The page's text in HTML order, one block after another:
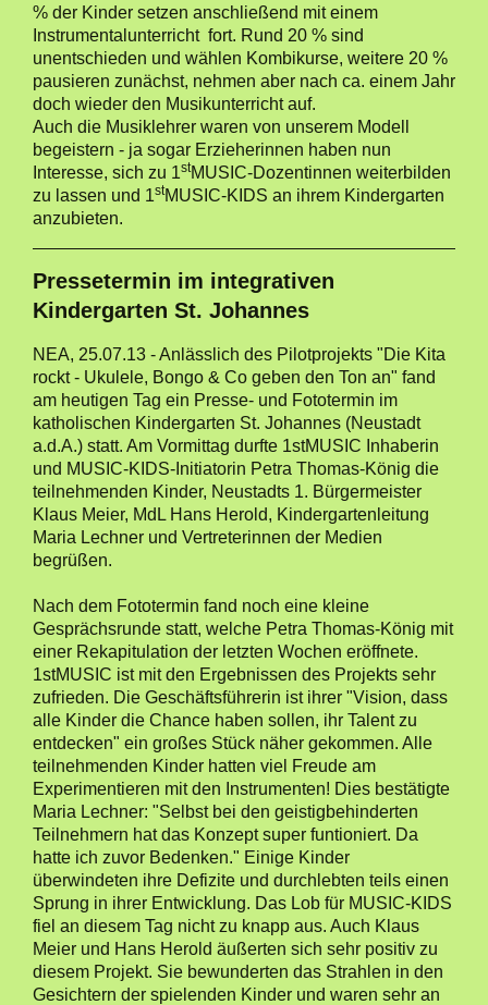
% der Kinder setzen anschließend mit einem
Instrumentalunterricht fort. Rund 20 % sind
unentschieden und wählen Kombikurse, weitere 20 %
pausieren zunächst, nehmen aber nach ca. einem Jahr
doch wieder den Musikunterricht auf.
Auch die Musiklehrer waren von unserem Modell
begeistern - ja sogar Erzieherinnen haben nun
Interesse, sich zu 1stMUSIC-Dozentinnen weiterbilden
zu lassen und 1stMUSIC-KIDS an ihrem Kindergarten
anzubieten.
Pressetermin im integrativen
Kindergarten St. Johannes
NEA, 25.07.13 - Anlässlich des Pilotprojekts "Die Kita
rockt - Ukulele, Bongo & Co geben den Ton an" fand
am heutigen Tag ein Presse- und Fototermin im
katholischen Kindergarten St. Johannes (Neustadt
a.d.A.) statt. Am Vormittag durfte 1stMUSIC Inhaberin
und MUSIC-KIDS-Initiatorin Petra Thomas-König die
teilnehmenden Kinder, Neustadts 1. Bürgermeister
Klaus Meier, MdL Hans Herold, Kindergartenleitung
Maria Lechner und Vertreterinnen der Medien
begrüßen.
Nach dem Fototermin fand noch eine kleine
Gesprächsrunde statt, welche Petra Thomas-König mit
einer Rekapitulation der letzten Wochen eröffnete.
1stMUSIC ist mit den Ergebnissen des Projekts sehr
zufrieden. Die Geschäftsführerin ist ihrer "Vision, dass
alle Kinder die Chance haben sollen, ihr Talent zu
entdecken" ein großes Stück näher gekommen. Alle
teilnehmenden Kinder hatten viel Freude am
Experimentieren mit den Instrumenten! Dies bestätigte
Maria Lechner: "Selbst bei den geistigbehinderten
Teilnehmern hat das Konzept super funtioniert. Da
hatte ich zuvor Bedenken." Einige Kinder
überwindeten ihre Defizite und durchlebten teils einen
Sprung in ihrer Entwicklung. Das Lob für MUSIC-KIDS
fiel an diesem Tag nicht zu knapp aus. Auch Klaus
Meier und Hans Herold äußerten sich sehr positiv zu
diesem Projekt. Sie bewunderten das Strahlen in den
Gesichtern der spielenden Kinder und waren sehr an